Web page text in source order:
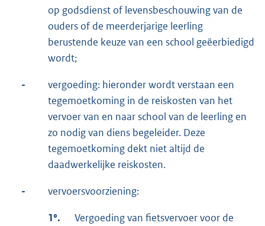
op godsdienst of levensbeschouwing van de
ouders of de meerderjarige leerling
berustende keuze van een school geëerbiedigd
wordt;
-
vergoeding: hieronder wordt verstaan een
tegemoetkoming in de reiskosten van het
vervoer van en naar school van de leerling en
zo nodig van diens begeleider. Deze
tegemoetkoming dekt niet altijd de
daadwerkelijke reiskosten.
- vervoersvoorziening:
1°.
Vergoeding van fietsvervoer voor de